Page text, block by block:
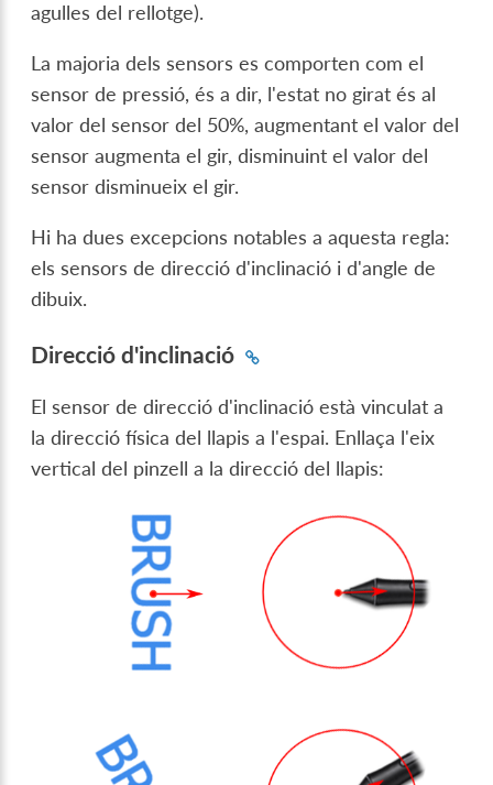
agulles del rellotge).
La majoria dels sensors es comporten com el
sensor de pressió, és a dir, l'estat no girat és al
valor del sensor del 50%, augmentant el valor del
sensor augmenta el gir, disminuint el valor del
sensor disminueix el gir.
Hi ha dues excepcions notables a aquesta regla:
els sensors de direcció d'inclinació i d'angle de
dibuix.
Direcció d'inclinació
El sensor de direcció d'inclinació està vinculat a
la direcció física del llapis a l'espai. Enllaça l'eix
vertical del pinzell a la direcció del llapis: